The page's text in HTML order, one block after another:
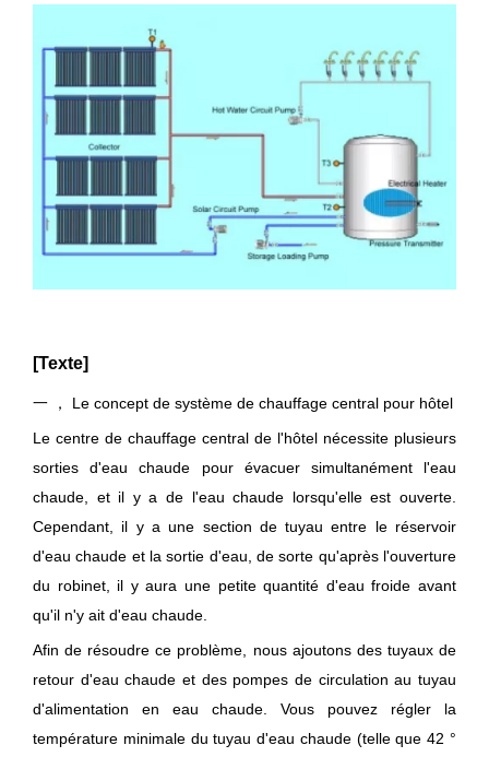
[Texte]
一 ， Le concept de système de chauffage central pour hôtel
Le centre de chauffage central de l'hôtel nécessite plusieurs
sorties d'eau chaude pour évacuer simultanément l'eau
chaude, et il y a de l'eau chaude lorsqu'elle est ouverte.
Cependant, il y a une section de tuyau entre le réservoir
d'eau chaude et la sortie d'eau, de sorte qu'après l'ouverture
du robinet, il y aura une petite quantité d'eau froide avant
qu'il n'y ait d'eau chaude.
Afin de résoudre ce problème, nous ajoutons des tuyaux de
retour d'eau chaude et des pompes de circulation au tuyau
d'alimentation en eau chaude. Vous pouvez régler la
température minimale du tuyau d'eau chaude (telle que 42 °